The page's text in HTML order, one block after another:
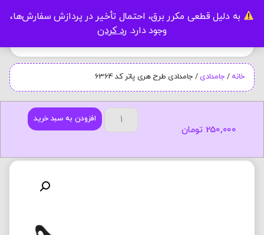
به دلیل قطعی مکرر برق، احتمال تأخیر در پردازش سفارش‌ها،
وجود دارد. رد کردن
خانه / جامدادی / جامدادی طرح هری پاتر کد 6364
افزودن به سبد خرید
250,000 تومان